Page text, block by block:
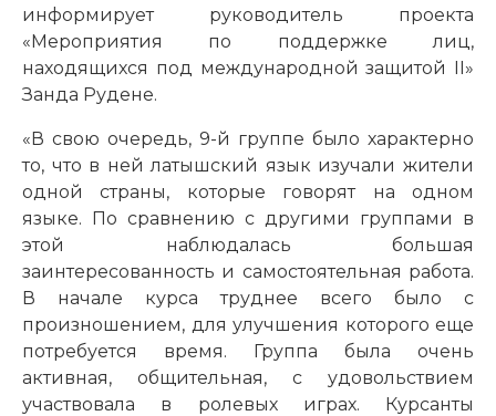
информирует руководитель проекта
«Мероприятия по поддержке лиц,
находящихся под международ ной защитой II»
Занда Рудене.
«В свою очередь, 9-й группе было характерно
то, что в ней латышский язык изучали жители
одной страны, которые говорят на одном
языке. По сравнению с другими группами в
этой наблюдалась большая
заинтересованность и самостоятельная работа.
В начале курса труднее всего было с
произношением, для улучшения которого еще
потребуется время. Группа была очень
активная, общительная, с удовольствием
участвовала в ролевых играх. Курсанты